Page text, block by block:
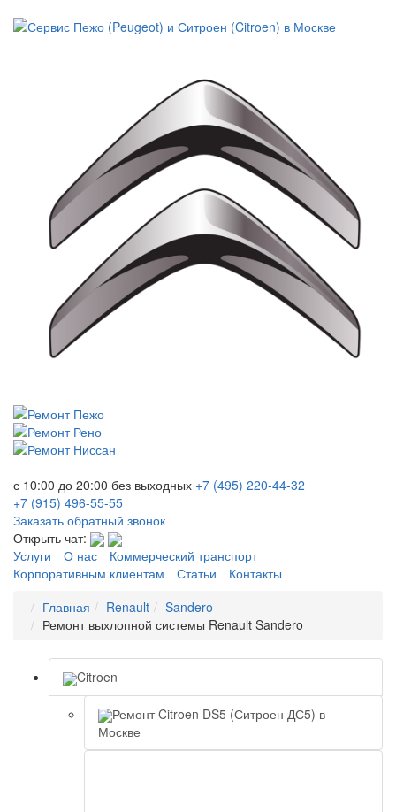
с 10:00 до 20:00 без выходных +7 (495) 220-44-32
+7 (915) 496-55-55
Заказать обратный звонок
Открыть чат:
Услуги
О нас
Коммерческий транспорт
Корпоративным клиентам
Статьи
Контакты
Главная
Renault
Sandero
Ремонт выхлопной системы Renault Sandero
Citroen
Ремонт Citroen DS5 (Ситроен ДС5) в
Москве